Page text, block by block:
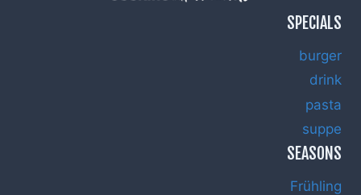
SPECIALS
burger
drink
pasta
suppe
SEASONS
Frühling